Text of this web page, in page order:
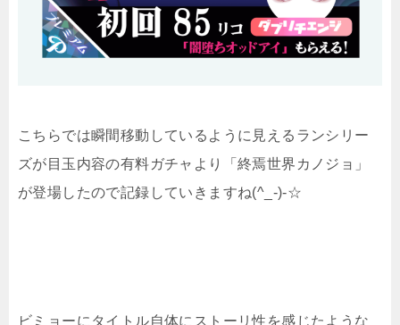
こちらでは瞬間移動しているように見えるランシリー
ズが目玉内容の有料ガチャより「終焉世界カノジョ」
が登場したので記録していきますね(^_-)-☆
ビミョーにタイトル自体にストーリ性を感じたような